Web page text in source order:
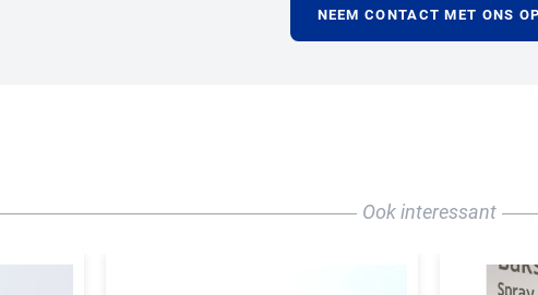
NEEM CONTACT MET ONS OP
Ook interessant
Om spam te bestrijden, selecteer hieronder de